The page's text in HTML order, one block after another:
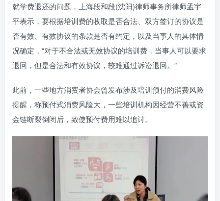
就学费退还的问题，上海段和段(沈阳)律师事务所律师孟宇
平表示，要根据培训费的收取是否合法、双方签订的协议是
否有效、有效协议的条款是否有约定，以及当事人的具体情
况确定，“对于不合法或无效协议的培训费，当事人可以要求
退回，但是合法和有效协议，较难通过诉讼退回。”
此前，一些地方消费者协会曾发布涉及培训预付的消费风险
提醒，称预付式消费风险大，一些培训机构因经营不善或资
金链断裂倒闭后，致使预付费用难以追讨。